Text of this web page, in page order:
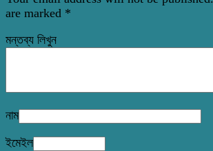
are marked *
মন্তব্য লিখুন
নাম
ইমেইল